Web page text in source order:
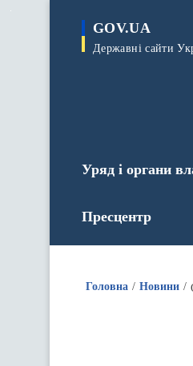
GOV.UA
Державні сайти
Уряд і органи
Пресцентр
Головна Новини